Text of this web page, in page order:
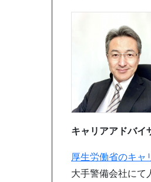
キャリアアドバイ
厚生労働省のキャ
大手警備会社にて